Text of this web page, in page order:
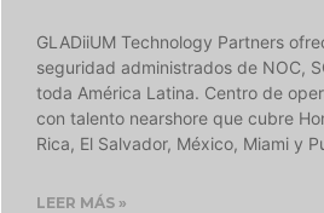
GLADiiUM Technology Partners
seguridad administrados de NOC,
toda América Latina. Centro de
con talento nearshore que cubre
Rica, El Salvador, México, Miami y
LEER MÁS »